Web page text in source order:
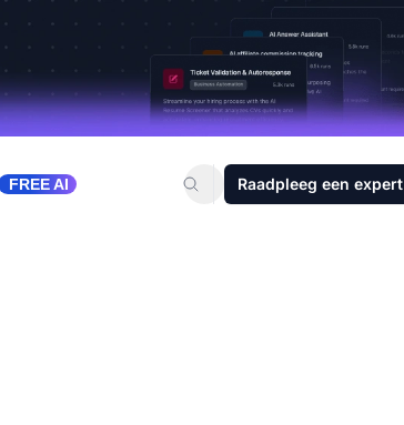
FREE AI Raadpleeg een expert